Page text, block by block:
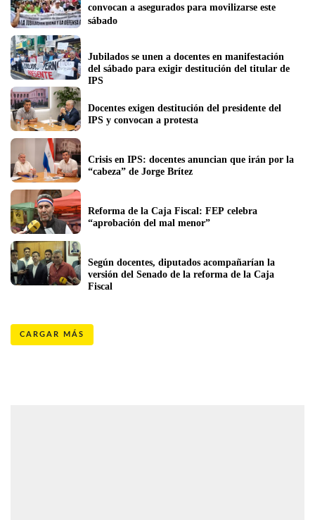
convocan a asegurados para movilizarse este
sábado
Jubilados se unen a docentes en manifestación
del sábado para exigir destitución del titular de
IPS
Docentes exigen destitución del presidente del
IPS y convocan a protesta
Crisis en IPS: docentes anuncian que irán por la
“cabeza” de Jorge Brítez
Reforma de la Caja Fiscal: FEP celebra
Según docentes, diputados acompañarían la
versión del Senado de la reforma de la Caja
Fiscal
CARGAR MÁS